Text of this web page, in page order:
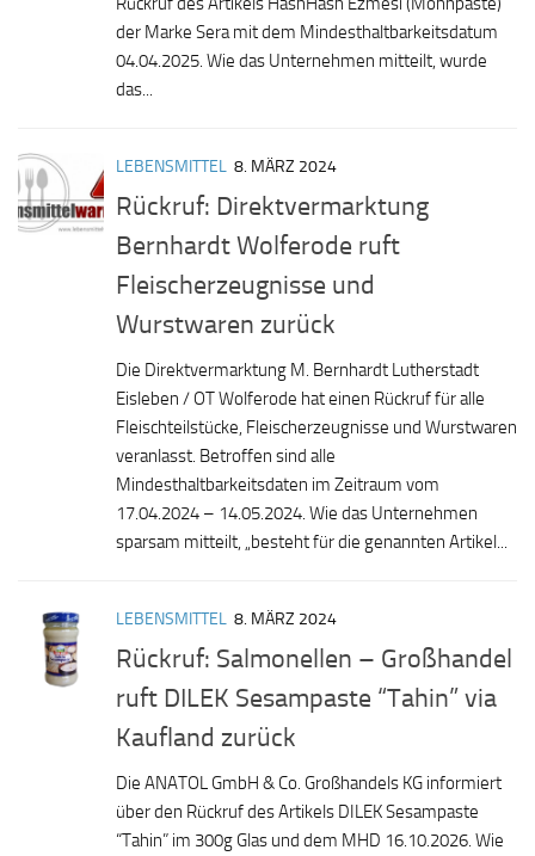
der Marke Sera mit dem Mindesthaltbarkeitsdatum
04.04.2025. Wie das Unternehmen mitteilt, wurde
das...
LEBENSMITTEL 8. MÄRZ 2024
Rückruf: Direktvermarktung
Bernhardt Wolferode ruft
Fleischerzeugnisse und
Wurstwaren zurück
Die Direktvermarktung M. Bernhardt Lutherstadt
Eisleben / OT Wolferode hat einen Rückruf für alle
Fleischteilstücke, Fleischerzeugnisse und Wurstwaren
veranlasst. Betroffen sind alle
Mindesthaltbarkeitsdaten im Zeitraum vom
17.04.2024 – 14.05.2024. Wie das Unternehmen
sparsam mitteilt, „besteht für die genannten Artikel...
LEBENSMITTEL 8. MÄRZ 2024
Rückruf: Salmonellen – Großhandel
ruft DILEK Sesampaste “Tahin” via
Kaufland zurück
Die ANATOL GmbH & Co. Großhandels KG informiert
über den Rückruf des Artikels DILEK Sesampaste
“Tahin” im 300g Glas und dem MHD 16.10.2026. Wie